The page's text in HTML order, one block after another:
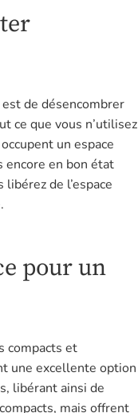
de désencombrer
ce que vous n’utilisez
un espace
encore en bon état
de l’espace
pour un
compacts et
une excellente option
libérant ainsi de
mais offrent